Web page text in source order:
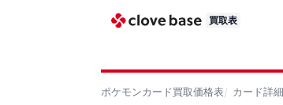
買取表
ポケモンカード買取価格表 カード詳細